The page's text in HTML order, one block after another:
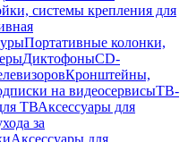
системы крепления для
Портативные колонки,
ДиктофоныCD-
Кронштейны,
на видеосервисыТВ-
ТВАксессуары для
за
Аксессуары для